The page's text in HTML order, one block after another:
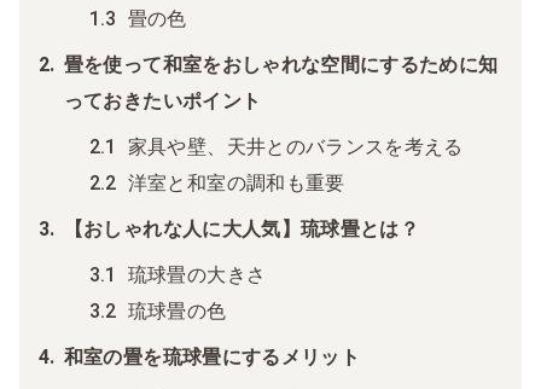
畳の色
畳を使って和室をおしゃれな空間にするために知
っておきたいポイント
家具や壁、天井とのバランスを考える
洋室と和室の調和も重要
【おしゃれな人に大人気】琉球畳とは？
琉球畳の大きさ
琉球畳の色
和室の畳を琉球畳にするメリット